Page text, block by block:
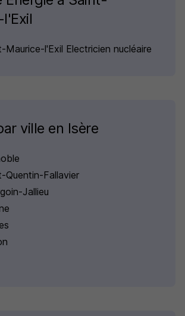
Maurice-l'Exil Electricien nucléaire
ville en Isère
Quentin-Fallavier
Jallieu